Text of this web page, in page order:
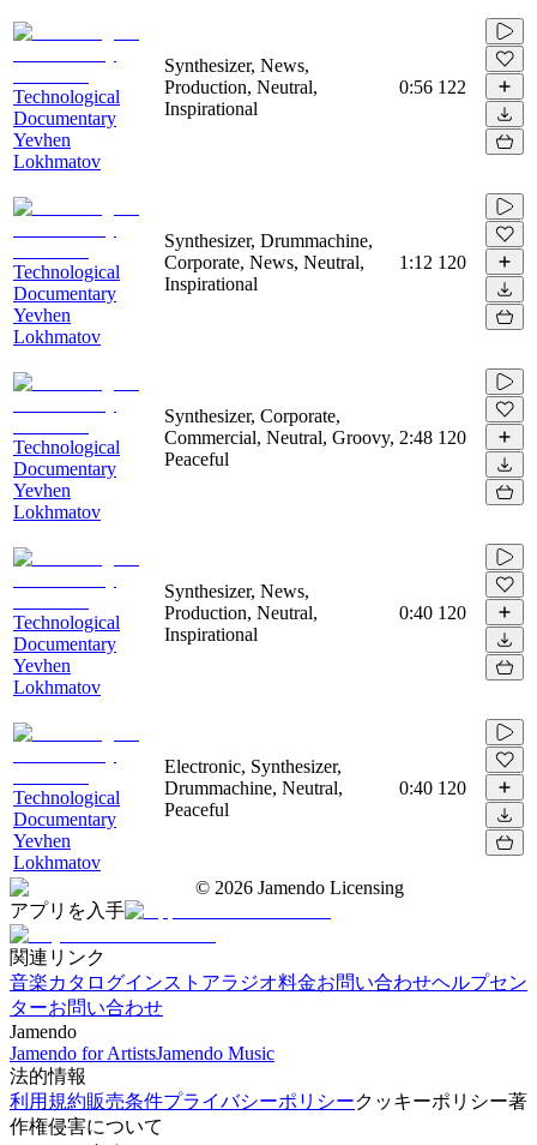
Technological
Documentary
Yevhen
Lokhmatov
Synthesizer, News,
Production, Neutral,
Inspirational
0:56 122
Technological
Documentary
Yevhen
Lokhmatov
Synthesizer, Drummachine,
Corporate, News, Neutral,
Inspirational
1:12 120
Technological
Documentary
Yevhen
Lokhmatov
Synthesizer, Corporate,
Commercial, Neutral, Groovy,
Peaceful
2:48 120
Technological
Documentary
Yevhen
Lokhmatov
Synthesizer, News,
Production, Neutral,
Inspirational
0:40 120
Technological
Documentary
Yevhen
Lokhmatov
Electronic, Synthesizer,
Drummachine, Neutral,
Peaceful
0:40 120
© 2026 Jamendo Licensing
アプリを入手
関連リンク
音楽カタログインストアラジオ料金お問い合わせヘルプセン
ターお問い合わせ
Jamendo
Jamendo for ArtistsJamendo Music
法的情報
利用規約販売条件プライバシーポリシークッキーポリシー著
作権侵害について